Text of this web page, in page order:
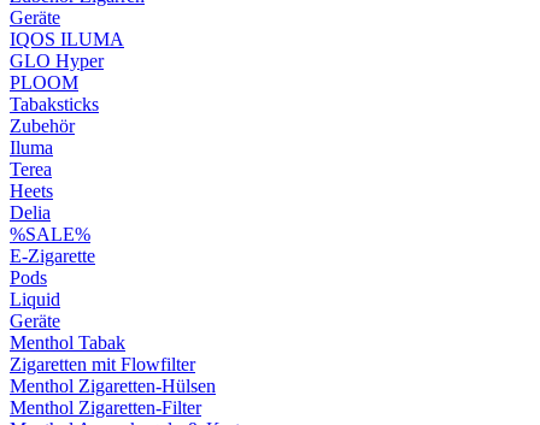
Geräte
IQOS ILUMA
GLO Hyper
PLOOM
Tabaksticks
Zubehör
Iluma
Terea
Heets
Delia
%SALE%
E-Zigarette
Pods
Liquid
Geräte
Menthol Tabak
Zigaretten mit Flowfilter
Menthol Zigaretten-Hülsen
Menthol Zigaretten-Filter